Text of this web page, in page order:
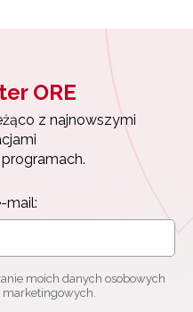
ORE
z najnowszymi
mail:
moich danych osobowych
marketingowych.